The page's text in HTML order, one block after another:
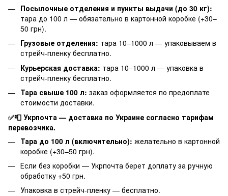
Посылочные отделения и пункты выдачи (до 30 кг):
тара до 100 л — обязательно в картонной коробке (+30–
50 грн).
Грузовые отделения: тара 10–1000 л — упаковываем в
стрейч-пленку бесплатно.
Курьерская доставка: тара 10–1000 л — упаковка в
стрейч-пленку бесплатно.
Тара свыше 100 л: заказ оформляется по предоплате
стоимости доставки.
✅📮 Укрпочта — доставка по Украине согласно тарифам
перевозчика.
Тара до 100 л (включительно): желательно в картонной
коробке (+30–50 грн).
Если без коробки — Укрпочта берет доплату за ручную
обработку +50 грн.
Упаковка в стрейч-пленку — бесплатно.